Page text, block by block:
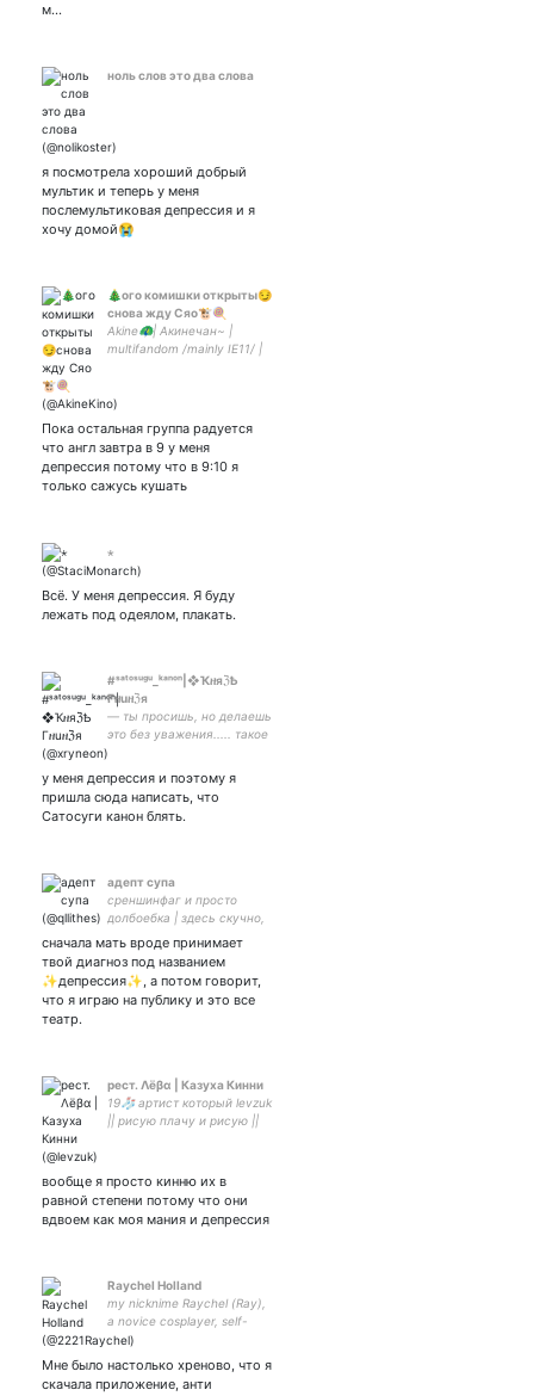
м…
ноль слов это два слова
я посмотрела хороший добрый
мультик и теперь у меня
послемультиковая депрессия и я
хочу домой😭
🎄ого комишки открыты😏
снова жду Сяо🐮🍭
Akine🦚| Акинечан~ |
multifandom /mainly IE11/ |
Пока остальная группа радуется
что англ завтра в 9 у меня
депрессия потому что в 9:10 я
только сажусь кушать
⋆
Всё. У меня депрессия. Я буду
лежать под одеялом, плакать.
#ˢᵃᵗᵒˢᵘᵍᵘ_ᵏᵃⁿᵒⁿ|❖︎ҠዘяℨѢ
Гዘuዘℨя
— ты просишь, но делаешь
это без уважения..... такое
искусствааа....
у меня депрессия и поэтому я
пришла сюда написать, что
Сатосуги канон блять.
адепт супа
среншинфаг и просто
долбоебка | здесь скучно,
сначала мать вроде принимает
твой диагноз под названием
✨депрессия✨, а потом говорит,
что я играю на публику и это все
театр.
рест. Λёβα | Казуха Кинни
19🧦 артист который levzuk
|| рисую плачу и рисую ||
вообще я просто кинню их в
равной степени потому что они
вдвоем как моя мания и депрессия
Raychel Holland
my nicknime Raychel (Ray),
a novice cosplayer, self-
taught artist, movie fan, I
comics. I listen to different
music, but more rock.
Мне было настолько хреново, что я
скачала приложение, анти